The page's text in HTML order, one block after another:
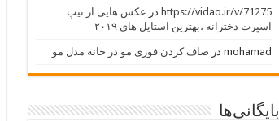
https://vidao.ir/v/71275 در عکس هایی از تیپ
اسپرت دخترانه ،بهترین استایل های ۲۰۱۹
mohamad در صاف کردن فوری مو در خانه مدل مو
بایگانی‌ها